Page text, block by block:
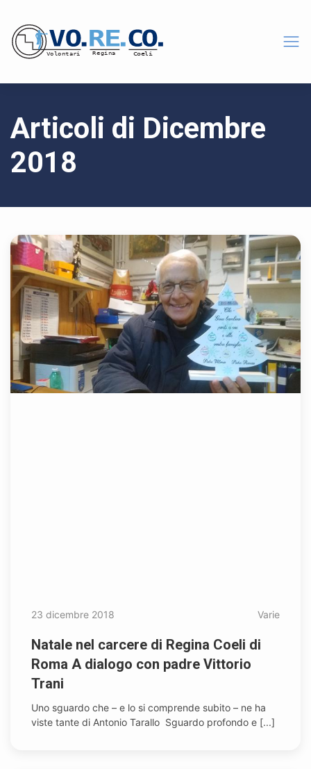
Articoli di Dicembre
2018
23 dicembre 2018 Varie
Natale nel carcere di Regina Coeli di
Roma A dialogo con padre Vittorio
Trani
Uno sguardo che – e lo si comprende subito – ne ha
viste tante di Antonio Tarallo Sguardo profondo e [...]